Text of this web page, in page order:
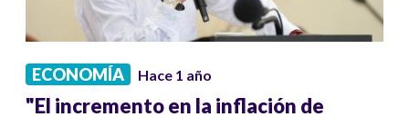
ECONOMÍA Hace 1 año
"El incremento en la inflación de